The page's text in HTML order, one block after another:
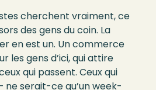
cherchent vraiment, ce
des gens du coin. La
en est un. Un commerce
les gens d’ici, qui attire
qui passent. Ceux qui
ne serait-ce qu’un week-